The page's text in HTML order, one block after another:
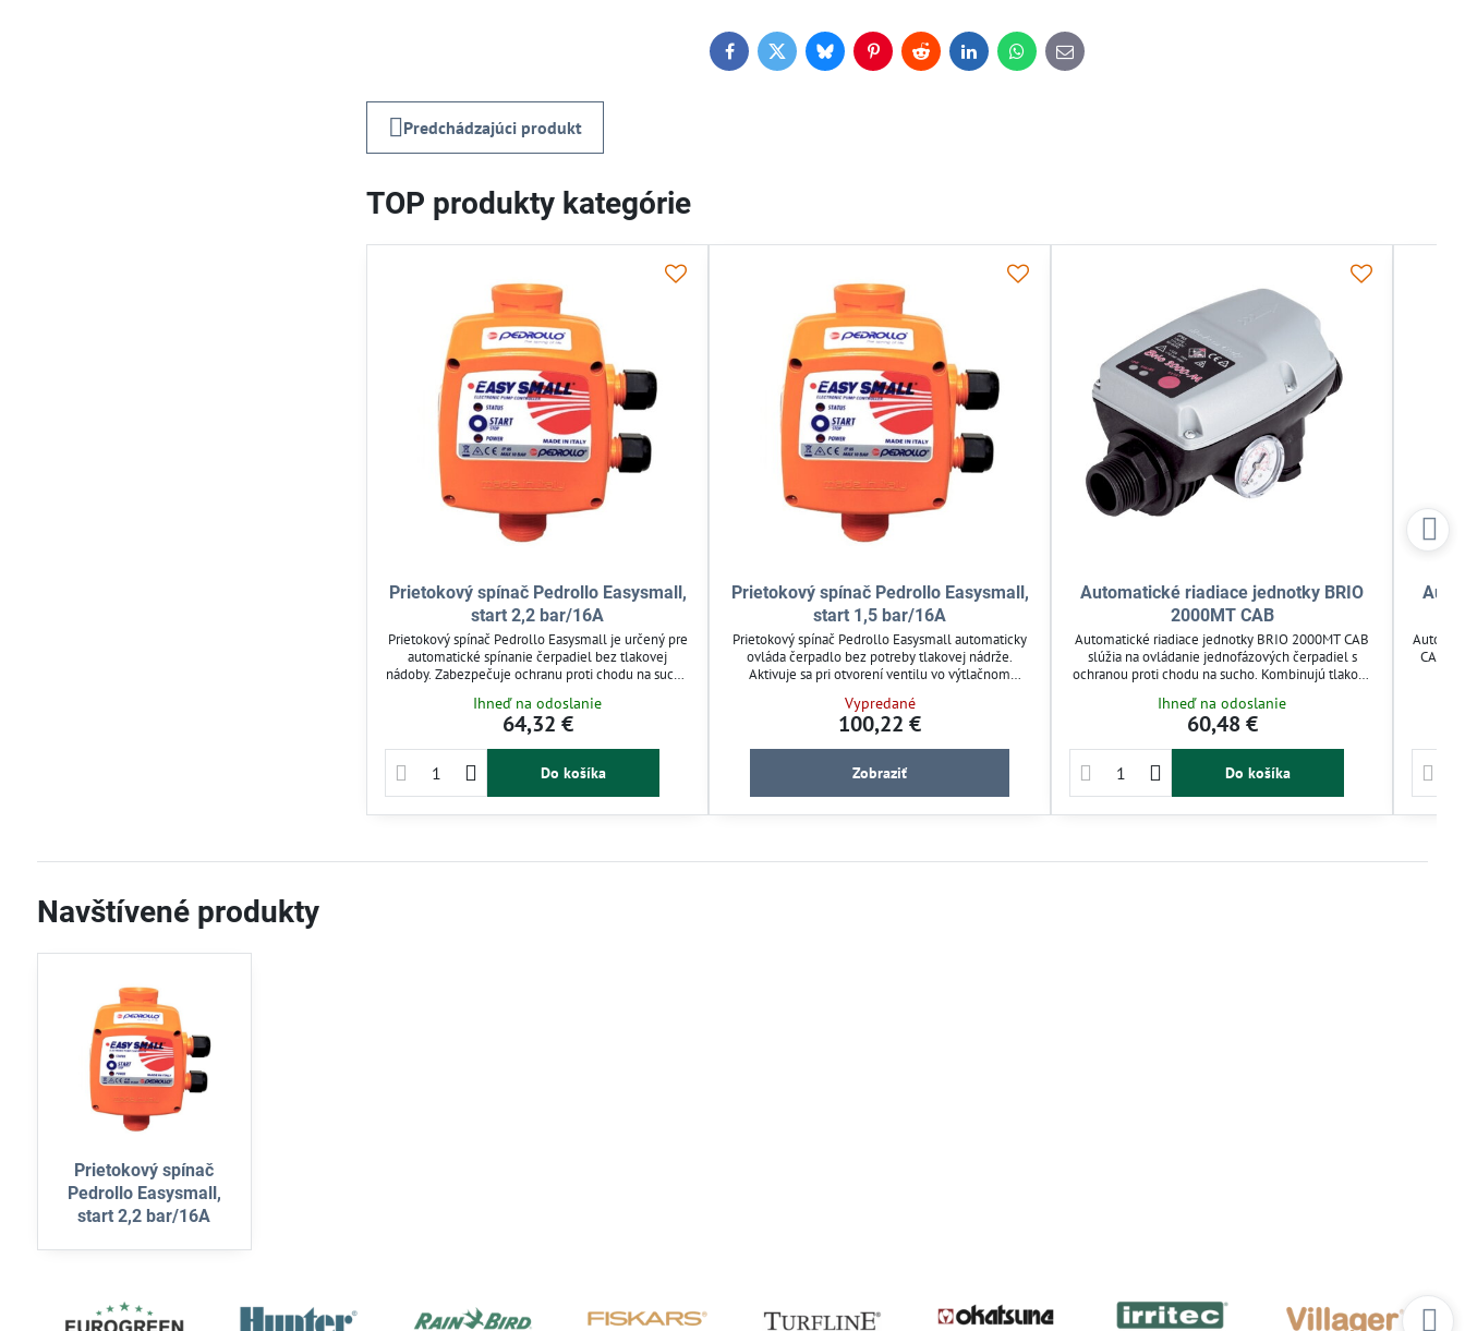
FacebookTwitterBlueskyPinterestRedditLinkedInWhatsApp
E-
mail
Predchádzajúci produkt
TOP produkty kategórie
Prietokový spínač Pedrollo Easysmall,
start 2,2 bar/16A
Prietokový spínač Pedrollo Easysmall je určený pre
automatické spínanie čerpadiel bez tlakovej
nádoby. Zabezpečuje ochranu proti chodu na sucho
Jednoduchá inštalácia na 1" výtlačné potrubie s
integrovanou spätnou klapkou. Vhodný pre závlahy
prúdovou záťažou 16 A.
Ihneď na odoslanie
64,32 €
Do košíka
Prietokový spínač Pedrollo Easysmall,
start 1,5 bar/16A
Prietokový spínač Pedrollo Easysmall automaticky
ovláda čerpadlo bez potreby tlakovej nádrže.
Aktivuje sa pri otvorení ventilu vo výtlačnom
Vhodný pre závlahy a záhradné čerpadlá s
prietokom do 200 l/min. Má zabudovanú spätnú
Vypredané
100,22 €
Zobraziť
Automatické riadiace jednotky BRIO
2000MT CAB
Automatické riadiace jednotky BRIO 2000MT CAB
slúžia na ovládanie jednofázových čerpadiel s
ochranou proti chodu na sucho. Kombinujú tlakový
automatický reštart po výpadku vody. Nastaviteľný
spínací tlak (1–3,5 bar) a zabudovaný manometer
systémy s horizontálnou aj vertikálnou montážou.
Ihneď na odoslanie
60,48 €
Do košíka
CAB
Navštívené produkty
Prietokový spínač
Pedrollo Easysmall,
start 2,2 bar/16A